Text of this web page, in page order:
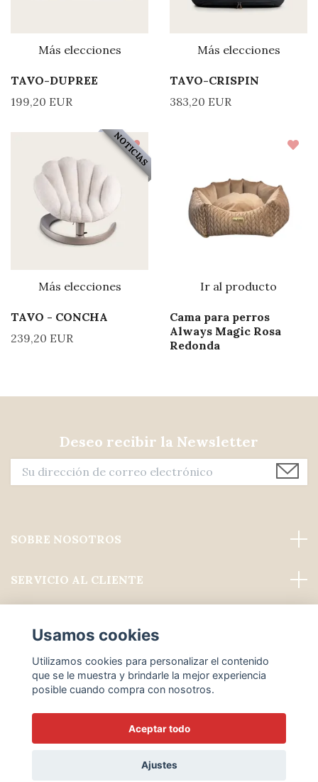
Más elecciones
TAVO-DUPREE
199,20 EUR
Más elecciones
TAVO-CRISPIN
383,20 EUR
NOTICIAS
Más elecciones
TAVO - CONCHA
239,20 EUR
Ir al producto
Cama para perros
Always Magic Rosa
Redonda
Deseo recibir la Newsletter
SOBRE NOSOTROS
SERVICIO AL CLIENTE
Medios de comunicación social
© 2026 ALWAYS PROFESSIONAL GROOMING
Usamos cookies
Utilizamos cookies para personalizar el contenido
que se le muestra y brindarle la mejor experiencia
posible cuando compra con nosotros.
Aceptar todo
Ajustes